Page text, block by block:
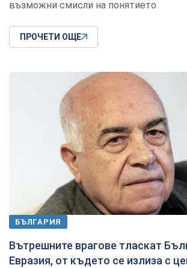
възможни смисли на понятието
ПРОЧЕТИ ОЩЕ
БЪЛГАРИЯ
Вътрешните врагове тласкат
Евразия, от където се излиза с